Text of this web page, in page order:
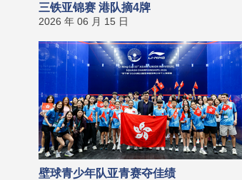
三铁亚锦赛 港队摘4牌
2026 年 06 月 15 日
壁球青少年队亚青赛夺佳绩